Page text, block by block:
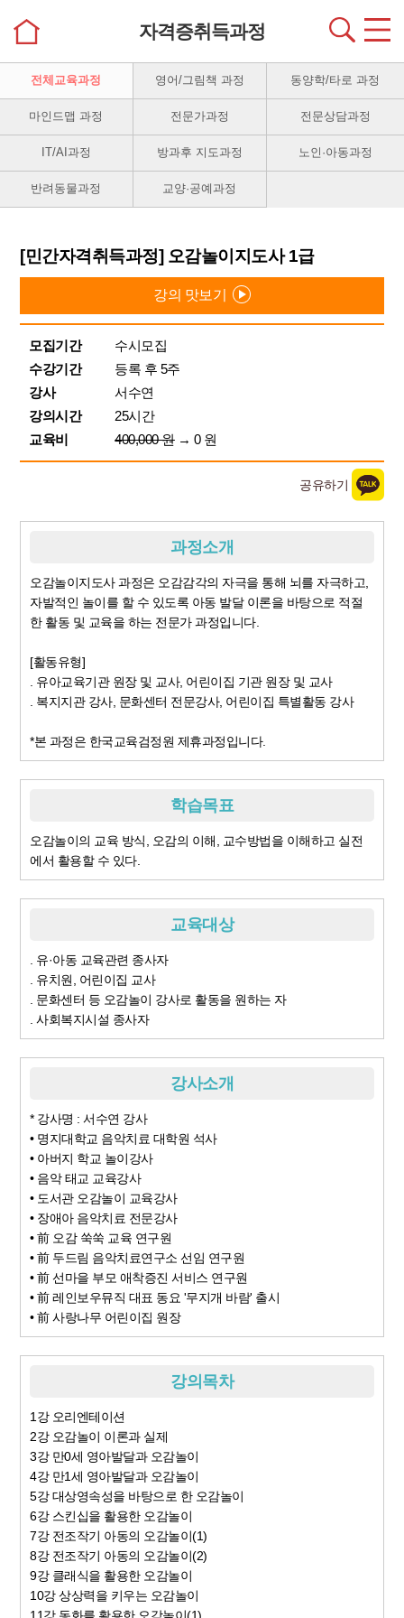
자격증취득과정
전체교육과정 영어/그림책 과정 동양학/타로 과정
마인드맵 과정 전문가과정 전문상담과정
IT/AI과정 방과후 지도과정 노인·아동과정
반려동물과정 교양·공예과정
[민간자격취득과정] 오감놀이지도사 1급
강의 맛보기
모집기간
수시모집
수강기간
등록 후 5주
강사
서수연
강의시간
25시간
교육비
400,000 원→ 0 원
공유하기
과정소개
오감놀이지도사 과정은 오감감각의 자극을 통해 뇌를 자극하고,
자발적인 놀이를 할 수 있도록 아동 발달 이론을 바탕으로 적절
한 활동 및 교육을 하는 전문가 과정입니다.
[활동유형]
. 유아교육기관 원장 및 교사, 어린이집 기관 원장 및 교사
. 복지지관 강사, 문화센터 전문강사, 어린이집 특별활동 강사
*본 과정은 한국교육검정원 제휴과정입니다.
학습목표
오감놀이의 교육 방식, 오감의 이해, 교수방법을 이해하고 실전
에서 활용할 수 있다.
교육대상
. 유·아동 교육관련 종사자
. 유치원, 어린이집 교사
. 문화센터 등 오감놀이 강사로 활동을 원하는 자
. 사회복지시설 종사자
강사소개
* 강사명 : 서수연 강사
• 명지대학교 음악치료 대학원 석사
• 아버지 학교 놀이강사
• 음악 태교 교육강사
• 도서관 오감놀이 교육강사
• 장애아 음악치료 전문강사
• 前 오감 쑥쑥 교육 연구원
• 前 두드림 음악치료연구소 선임 연구원
• 前 선마을 부모 애착증진 서비스 연구원
• 前 레인보우뮤직 대표 동요 '무지개 바람' 출시
• 前 사랑나무 어린이집 원장
강의목차
1강 오리엔테이션
2강 오감놀이 이론과 실제
3강 만0세 영아발달과 오감놀이
4강 만1세 영아발달과 오감놀이
5강 대상영속성을 바탕으로 한 오감놀이
6강 스킨십을 활용한 오감놀이
7강 전조작기 아동의 오감놀이(1)
8강 전조작기 아동의 오감놀이(2)
9강 클래식을 활용한 오감놀이
10강 상상력을 키우는 오감놀이